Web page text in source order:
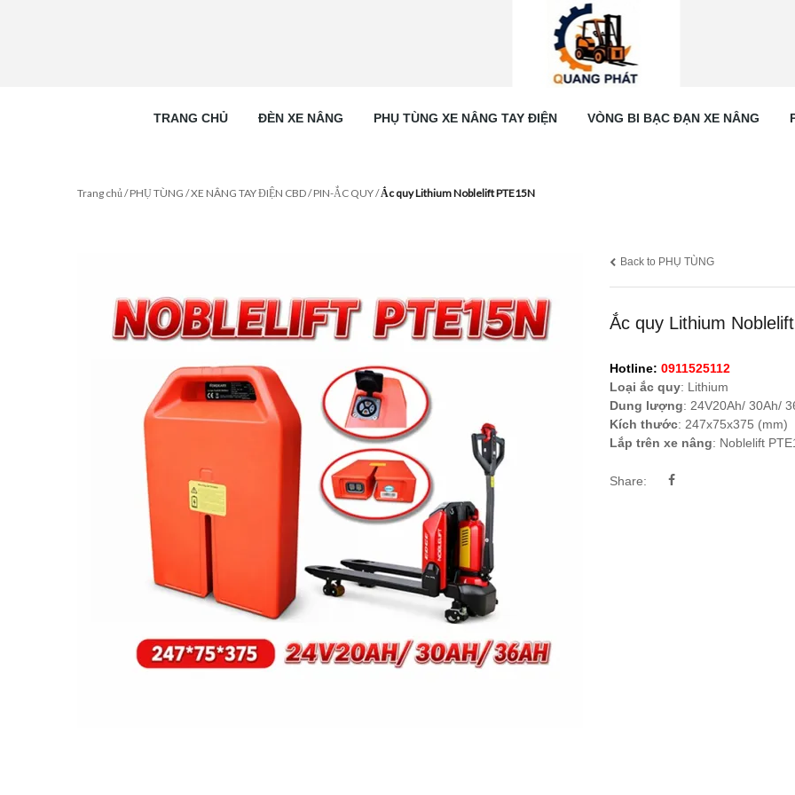
TRANG CHỦ ĐÈN XE NÂNG PHỤ TÙNG XE NÂNG TAY ĐIỆN VÒNG BI BẠC ĐẠN XE NÂNG
Trang chủ/PHỤ TÙNG /XE NÂNG TAY ĐIỆN CBD/PIN-ẮC QUY/Ắc quy Lithium Noblelift PTE15N
Back to PHỤ TÙNG
Ắc quy Lithium
Hotline: 0911525112
Loại ắc quy: Lithium
Dung lượng: 24V20Ah/ 30Ah/
Kích thước: 247x75x375 (mm)
Lắp trên xe nâng: Noblelift
Share: